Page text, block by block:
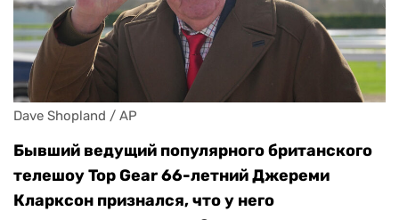
Dave Shopland / AP
Бывший ведущий популярного британского
телешоу Top Gear 66-летний Джереми
Кларксон признался, что у него